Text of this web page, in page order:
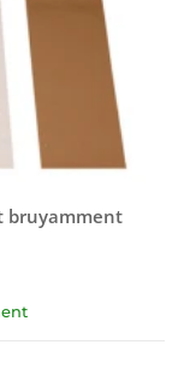
bruyamment